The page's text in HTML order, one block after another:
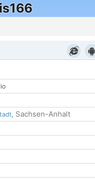
, Sachsen-Anhalt